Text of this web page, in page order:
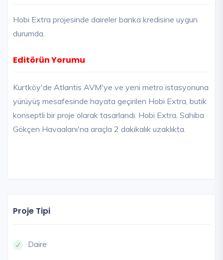
Hobi Extra projesinde daireler banka kredisine uygun
durumda.
Editörün Yorumu
Kurtköy'de Atlantis AVM'ye ve yeni metro istasyonuna
yürüyüş mesafesinde hayata geçirilen Hobi Extra, butik
konseptli bir proje olarak tasarlandı. Hobi Extra, Sahiba
Gökçen Havaalanı'na araçla 2 dakikalık uzaklıkta.
Proje Tipi
Daire